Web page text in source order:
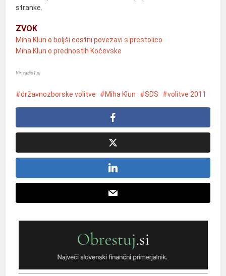
stranke.
ZVOK
Miha Klun o boljši cestni povezavi s prestolico
Miha Klun o prednostih Kočevske
Vir: radio1.si
državnozborske volitve Miha Klun SDS volitve 2011